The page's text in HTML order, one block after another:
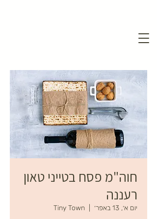
חוה"מ פסח בטייני טאון
רעננה
יום א׳, 13 באפר׳ Tiny Town